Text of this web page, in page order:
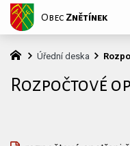
Úřední deska
Rozpočtové
Obec Znětínek